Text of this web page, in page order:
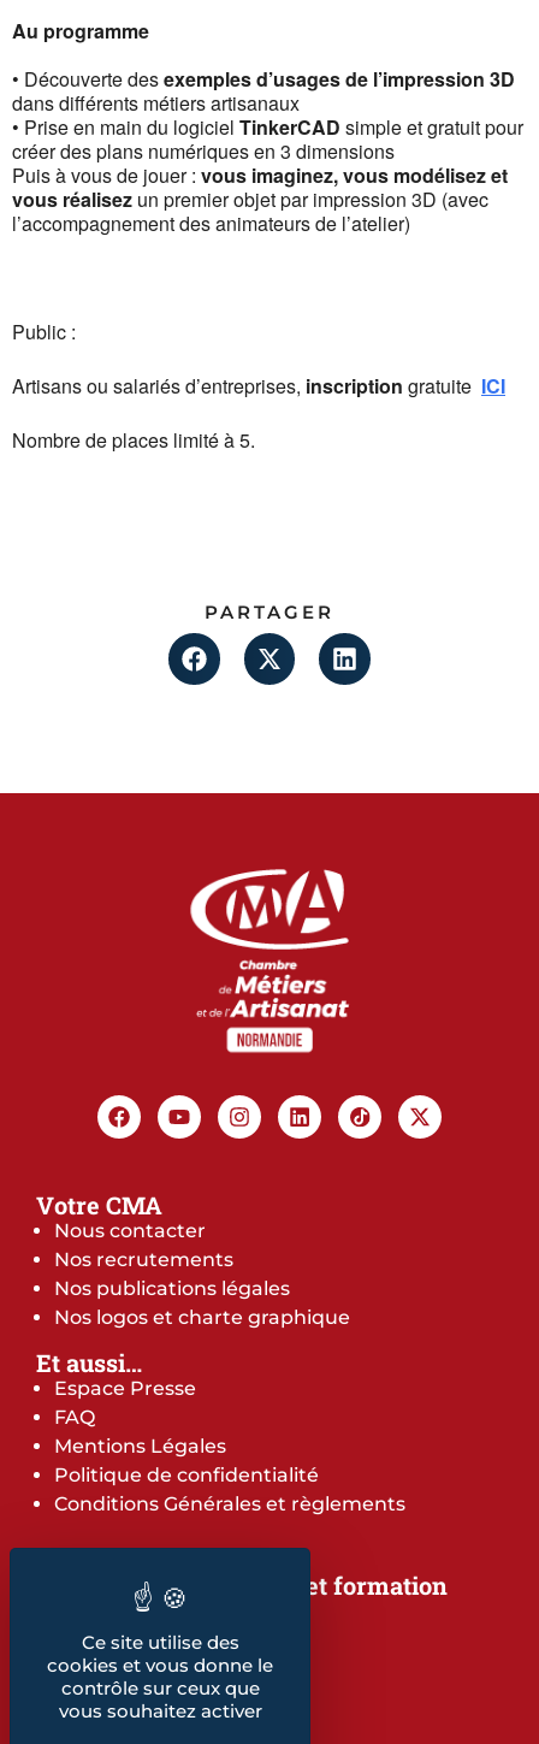
Au programme
• Découverte desexemples d’usages de l’impression 3D
dans différents métiers artisanaux
• Prise en main du logiciel TinkerCAD simple et gratuit pour
créer des plans numériques en 3 dimensions
Puis à vous de jouer : vous imaginez, vous modélisez et
vous réalisez un premier objet par impression 3D (avec
l’accompagnement des animateurs de l’atelier)
Public :
Artisans ou salariés d’entreprises, inscription gratuite ICI
Nombre de places limité à 5.
PARTAGER
Votre CMA
Nous contacter
Nos recrutements
Nos publications légales
Nos logos et charte graphique
Et aussi…
Espace Presse
FAQ
Mentions Légales
Politique de confidentialité
Conditions Générales et règlements
Notre offre de services et formation
Notre offre de services
Notre offre de formation
Notre dépliant formation
Les indicateurs
Ce site utilise des
cookies et vous donne le
contrôle sur ceux que
vous souhaitez activer